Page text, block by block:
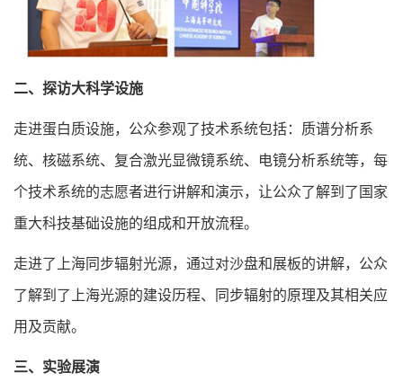
二、探访大科学设施
走进蛋白质设施，公众参观了技术系统包括：质谱分析系
统、核磁系统、复合激光显微镜系统、电镜分析系统等，每
个技术系统的志愿者进行讲解和演示，让公众了解到了国家
重大科技基础设施的组成和开放流程。
走进了上海同步辐射光源，通过对沙盘和展板的讲解，公众
了解到了上海光源的建设历程、同步辐射的原理及其相关应
用及贡献。
三、实验展演